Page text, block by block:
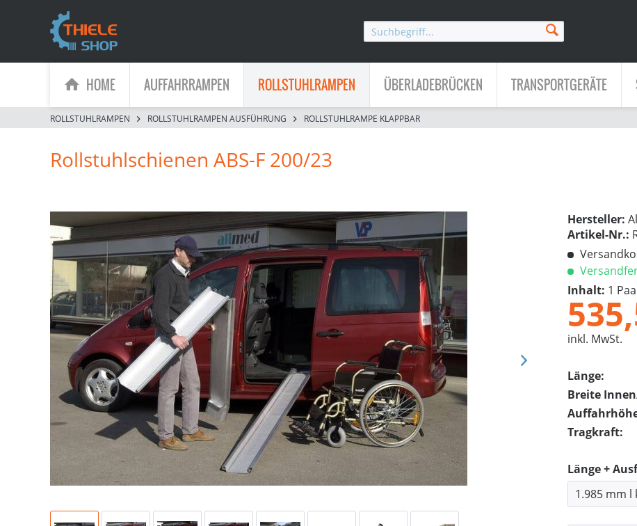
HOME AUFFAHRRAMPEN ROLLSTUHLRAMPEN ÜBERLADEBRÜCKEN TRANSPORTGERÄTE
ROLLSTUHLRAMPEN ROLLSTUHLRAMPEN AUSFÜHRUNG ROLLSTUHLRAMPE KLAPPBAR
Rollstuhlschienen ABS-F 200/23
Hersteller:
Artikel-Nr.:
Inhalt: 1
inkl. MwSt.
Länge:
Breite
Tragkraft:
Länge +